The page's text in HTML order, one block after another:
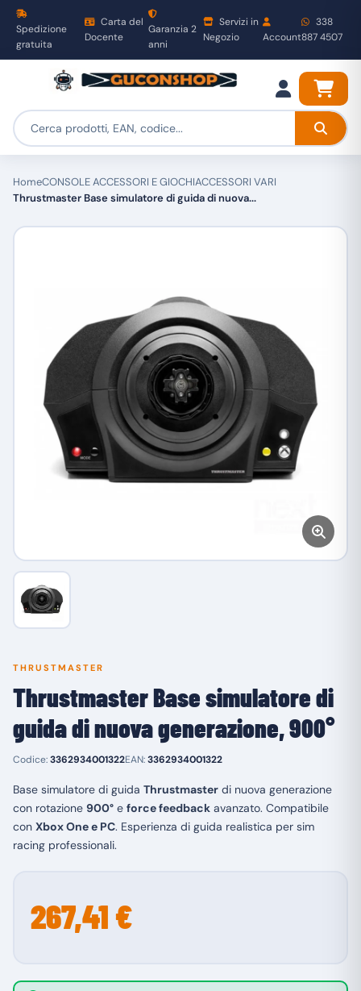
Spedizione
gratuita
Carta del
Docente
Garanzia 2
anni
Servizi in
Negozio
Account
338
887 4507
HomeCONSOLE ACCESSORI E GIOCHIACCESSORI VARI
Thrustmaster Base simulatore di guida di nuova...
THRUSTMASTER
Thrustmaster Base simulatore di
guida di nuova generazione, 900°
Codice:3362934001322EAN:3362934001322
Base simulatore di guida Thrustmaster di nuova generazione
con rotazione 900° e force feedback avanzato. Compatibile
con Xbox One e PC. Esperienza di guida realistica per sim
racing professionali.
267,41 €